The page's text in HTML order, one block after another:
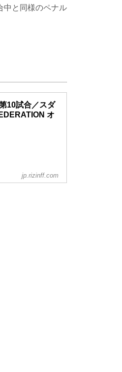
中と同様のペナル
10試合／スダ
オ
jp.rizinff.com